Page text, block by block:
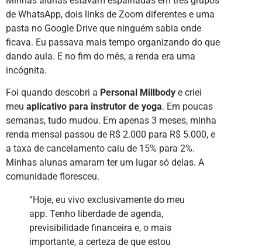
de WhatsApp, dois links de Zoom diferentes e uma
pasta no Google Drive que ninguém sabia onde
ficava. Eu passava mais tempo organizando do que
dando aula. E no fim do mês, a renda era uma
incógnita.
Foi quando descobri a Personal Millbody e criei
meu aplicativo para instrutor de yoga. Em poucas
semanas, tudo mudou. Em apenas 3 meses, minha
renda mensal passou de R$ 2.000 para R$ 5.000, e
a taxa de cancelamento caiu de 15% para 2%.
Minhas alunas amaram ter um lugar só delas. A
comunidade floresceu.
“Hoje, eu vivo exclusivamente do meu
app. Tenho liberdade de agenda,
previsibilidade financeira e, o mais
importante, a certeza de que estou